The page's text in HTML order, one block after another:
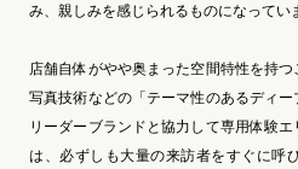
み、親しみを感じられるものになってい
店舗自体がやや奥まった空間特性を持
写真技術などの「テーマ性のあるディ
リーダーブランドと協力して専用体験
は、必ずしも大量の来訪者をすぐに呼